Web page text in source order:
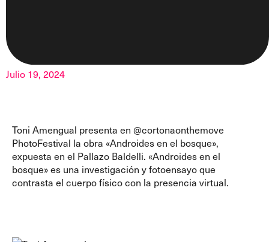
Julio 19, 2024
Toni Amengual presenta en @cortonaonthemove
PhotoFestival la obra «Androides en el bosque»,
expuesta en el Pallazo Baldelli. «Androides en el
bosque» es una investigación y fotoensayo que
contrasta el cuerpo físico con la presencia virtual.